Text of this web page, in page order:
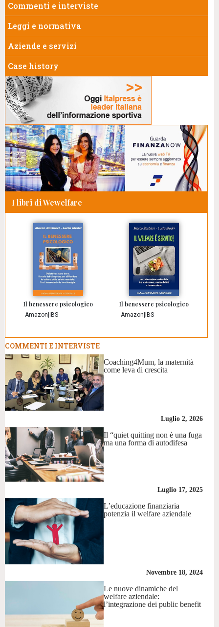
Commenti e interviste
Leggi e normativa
Aziende e servizi
Case history
I libri di Wewelfare
Il benessere psicologico
Amazon|IBS
Il benessere psicologico
Amazon|IBS
COMMENTI E INTERVISTE
Coaching4Mum, la maternità
come leva di crescita
Luglio 2, 2026
Il “quiet quitting non è una fuga
ma una forma di autodifesa
Luglio 17, 2025
L’educazione finanziaria
potenzia il welfare aziendale
Novembre 18, 2024
Le nuove dinamiche del
welfare aziendale:
l’integrazione dei public benefit